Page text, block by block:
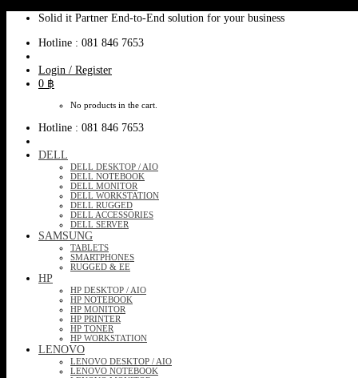
content
Solid it Partner End-to-End solution for your business
Hotline : 081 846 7653
Login / Register
0 ฿
No products in the cart.
Hotline : 081 846 7653
DELL
DELL DESKTOP / AIO
DELL NOTEBOOK
DELL MONITOR
DELL WORKSTATION
DELL RUGGED
DELL ACCESSORIES
DELL SERVER
SAMSUNG
TABLETS
SMARTPHONES
RUGGED & EE
HP
HP DESKTOP / AIO
HP NOTEBOOK
HP MONITOR
HP PRINTER
HP TONER
HP WORKSTATION
LENOVO
LENOVO DESKTOP / AIO
LENOVO NOTEBOOK